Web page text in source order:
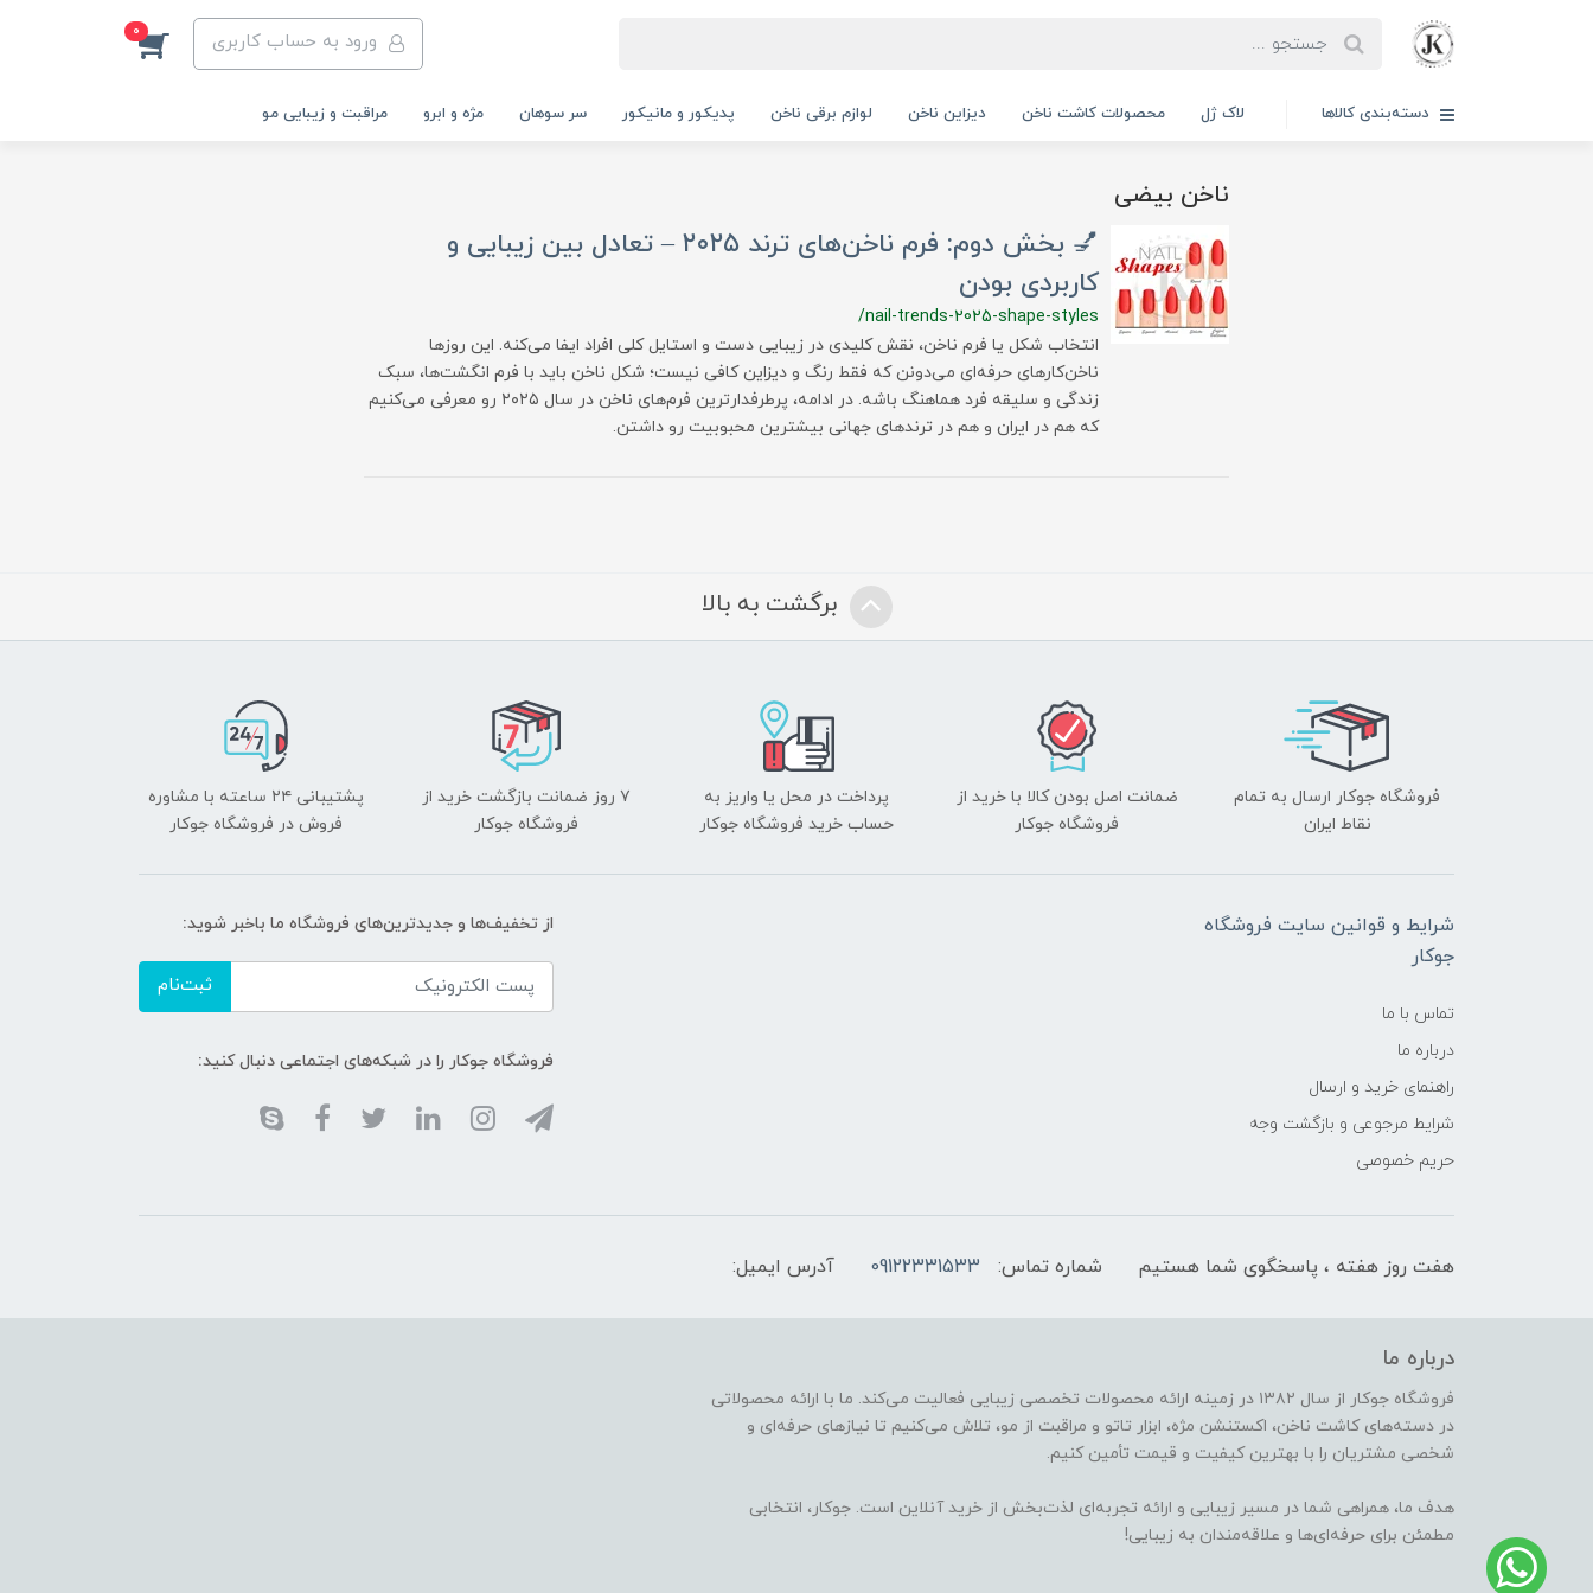
ورود به حساب کاربری 0
دسته‌بندی کالاها لاک ژل محصولات کاشت ناخن دیزاین ناخن لوازم برقی ناخن پدیکور و مانیکور سر سوهان مژه و ابرو مراقبت و زیبایی مو
ناخن بیضی
💅 بخش دوم: فرم ناخن‌های ترند ۲۰۲۵ – تعادل بین زیبایی و
کاربردی بودن
/nail-trends-2025-shape-styles
انتخاب شکل یا فرم ناخن، نقش کلیدی در زیبایی دست و استایل کلی افراد ایفا می‌کنه. این روزها
ناخن‌کارهای حرفه‌ای می‌دونن که فقط رنگ و دیزاین کافی نیست؛ شکل ناخن باید با فرم انگشت‌ها، سبک
زندگی و سلیقه فرد هماهنگ باشه. در ادامه، پرطرفدارترین فرم‌های ناخن در سال ۲۰۲۵ رو معرفی می‌کنیم
که هم در ایران و هم در ترندهای جهانی بیشترین محبوبیت رو داشتن.
برگشت به بالا
فروشگاه جوکار ارسال به تمام
نقاط ایران
ضمانت اصل بودن کالا با خرید از
فروشگاه جوکار
پرداخت در محل یا واریز به
حساب خرید فروشگاه جوکار
۷ روز ضمانت بازگشت خرید از
فروشگاه جوکار
پشتیبانی ۲۴ ساعته با مشاوره
فروش در فروشگاه جوکار
شرایط و قوانین سایت فروشگاه
جوکار
تماس با ما
درباره ما
راهنمای خرید و ارسال
شرایط مرجوعی و بازگشت وجه
حریم خصوصی
از تخفیف‌ها و جدیدترین‌های فروشگاه ما باخبر شوید:
ثبت‌نام
فروشگاه جوکار را در شبکه‌های اجتماعی دنبال کنید:
هفت روز هفته ، پاسخگوی شما هستیم شماره تماس: 09122331533 آدرس ایمیل:
درباره ما
فروشگاه جوکار از سال ۱۳۸۲ در زمینه ارائه محصولات تخصصی زیبایی فعالیت می‌کند. ما با ارائه محصولاتی
در دسته‌های کاشت ناخن، اکستنشن مژه، ابزار تاتو و مراقبت از مو، تلاش می‌کنیم تا نیازهای حرفه‌ای و
شخصی مشتریان را با بهترین کیفیت و قیمت تأمین کنیم.
هدف ما، همراهی شما در مسیر زیبایی و ارائه تجربه‌ای لذت‌بخش از خرید آنلاین است. جوکار، انتخابی
مطمئن برای حرفه‌ای‌ها و علاقه‌مندان به زیبایی!